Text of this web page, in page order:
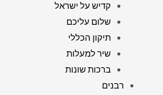
קדיש על ישראל
שלום עליכם
תיקון הכללי
שיר למעלות
ברכות שונות
רבנים